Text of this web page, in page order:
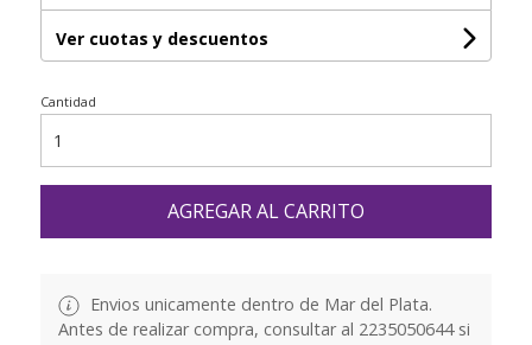
Ver cuotas y descuentos
Cantidad
AGREGAR AL CARRITO
Envios unicamente dentro de Mar del Plata.
Antes de realizar compra, consultar al 2235050644 si